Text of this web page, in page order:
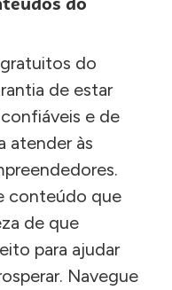
do
de estar
e de
atender às
conteúdo que
de que
para ajudar
Navegue